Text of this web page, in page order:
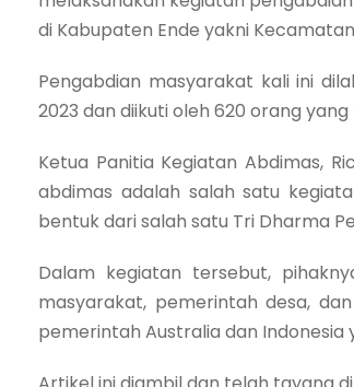
di Kabupaten Ende yakni
Pengabdian masyarakat kali ini
2023 dan diikuti oleh 620 orang
Ketua Panitia Kegiatan Abdimas,
abdimas adalah salah satu
bentuk dari salah satu Tri Dharma
Dalam kegiatan tersebut,
masyarakat, pemerintah desa,
pemerintah Australia dan Indonesia